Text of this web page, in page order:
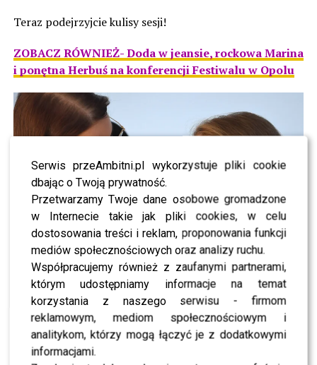
Serwis przeAmbitni.pl wykorzystuje pliki cookie
dbając o Twoją prywatność.
Przetwarzamy Twoje dane osobowe gromadzone
w Internecie takie jak pliki cookies, w celu
dostosowania treści i reklam, proponowania funkcji
mediów społecznościowych oraz analizy ruchu.
Współpracujemy również z zaufanymi partnerami,
którym udostępniamy informacje na temat
korzystania z naszego serwisu - firmom
reklamowym, mediom społecznościowym i
analitykom, którzy mogą łączyć je z dodatkowymi
informacjami.
Teraz podejrzyjcie kulisy sesji!
ZOBACZ RÓWNIEŻ- Doda w jeansie, rockowa Marina
i ponętna Herbuś na konferencji Festiwalu w Opolu